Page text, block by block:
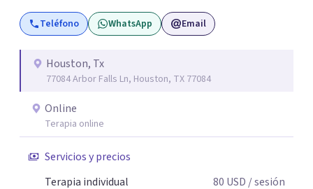
Teléfono WhatsApp Email
Houston, Tx
77084 Arbor Falls Ln, Houston, TX 77084
Online
Terapia online
Servicios y precios
Terapia individual
80 USD / sesión